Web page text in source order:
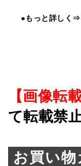
●もっと詳しく⇒
【画像転
て転載禁
お買